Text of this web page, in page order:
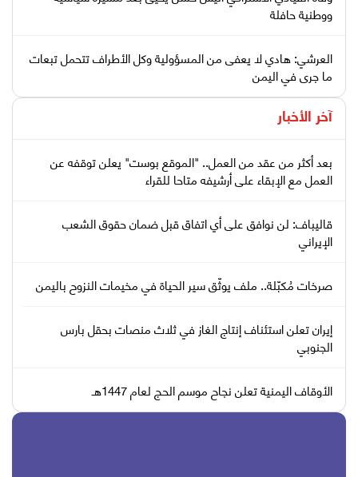
ووطنية حافلة
العرشي: هادي لا يعفى من المسؤولية وكل الأطراف تتحمل تبعات
ما جرى في اليمن
آخر الأخبار
بعد أكثر من عقد من العمل.. "الموقع بوست" يعلن توقفه عن
العمل مع الإبقاء على أرشيفه متاحا للقراء
قاليباف: لن نوافق على أي اتفاق قبل ضمان حقوق الشعب
الإيراني
صرخات مُكبّلة.. ملف يوثّق سير الحياة في مخيمات النزوح باليمن
إيران تعلن استئناف إنتاج الغاز في ثلاث منصات بحقل بارس
الجنوبي
الأوقاف اليمنية تعلن نجاح موسم الحج لعام 1447هـ